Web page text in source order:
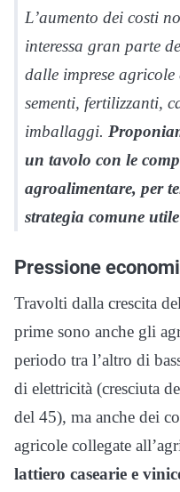
L’aumento dei costi
interessa gran parte
dalle imprese
sementi, fertilizzanti,
imballaggi.
un tavolo con le
agroalimentare, per
strategia comune
Pressione
Travolti dalla crescita
prime sono anche gli
periodo tra l’altro di
di elettricità (cresciuta
del 45), ma anche dei
agricole collegate
lattiero casearie e